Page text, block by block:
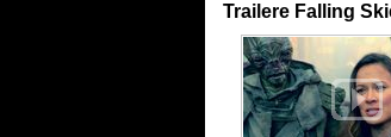
Trailere Falling